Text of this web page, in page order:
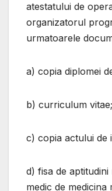
atestatului de
organizatorul
urmatoarele
a) copia diplomei
b) curriculum vitae;
c) copia actului de
d) fisa de
medic de medicina